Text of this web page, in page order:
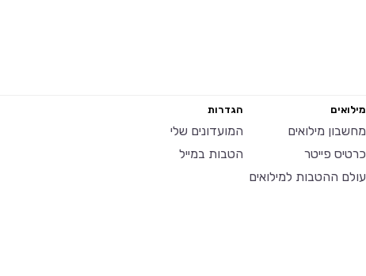
מילואים
מחשבון מילואים
כרטיס פייטר
עולם ההטבות למילואים
הגדרות
המועדונים שלי
הטבות במייל